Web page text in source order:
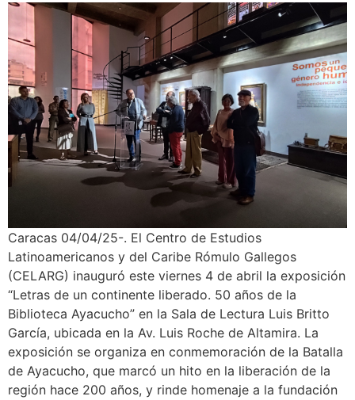
Caracas 04/04/25-. El Centro de Estudios
Latinoamericanos y del Caribe Rómulo Gallegos
(CELARG) inauguró este viernes 4 de abril la exposición
“Letras de un continente liberado. 50 años de la
Biblioteca Ayacucho” en la Sala de Lectura Luis Britto
García, ubicada en la Av. Luis Roche de Altamira. La
exposición se organiza en conmemoración de la Batalla
de Ayacucho, que marcó un hito en la liberación de la
región hace 200 años, y rinde homenaje a la fundación